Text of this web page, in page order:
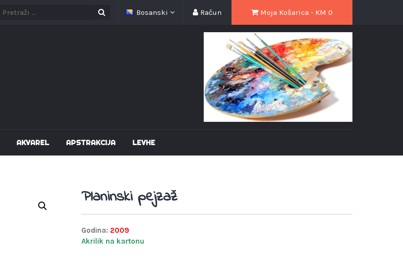
Moja Košarica - KM 0
Račun
Bosanski
AKVAREL APSTRAKCIJA LEVHE
Planinski pejzaž
Godina: 2009
Akrilik na kartonu